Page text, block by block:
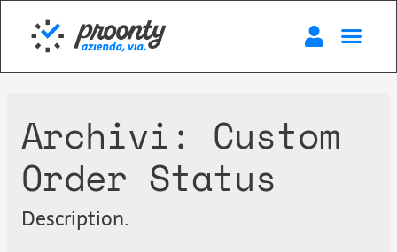
Archivi: Custom
Order Status
Description.